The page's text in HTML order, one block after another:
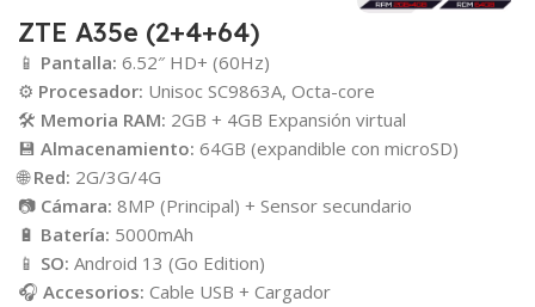
ZTE A35e (2+4+64)
📱 Pantalla: 6.52″ HD+ (60Hz)
⚙️ Procesador: Unisoc SC9863A, Octa-core
🛠️ Memoria RAM: 2GB + 4GB Expansión virtual
💾 Almacenamiento: 64GB (expandible con microSD)
🌐Red: 2G/3G/4G
📷 Cámara: 8MP (Principal) + Sensor secundario
🔋 Batería: 5000mAh
📱 SO: Android 13 (Go Edition)
🎧 Accesorios: Cable USB + Cargador